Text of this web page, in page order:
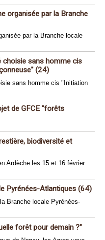
organisée par la Branche
par la Branche locale
choisie sans homme cis
(24)
sans homme cis "Initiation
de GFCE "forêts
biodiversité et
Ardèche les 15 et 16 février
Pyrénées-Atlantiques (64)
Branche locale Pyrénées-
forêt pour demain ?"